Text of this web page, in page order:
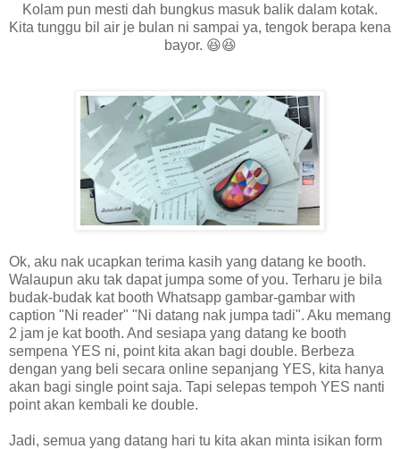
Kolam pun mesti dah bungkus masuk balik dalam kotak.
Kita tunggu bil air je bulan ni sampai ya, tengok berapa kena
bayor. 😆😆
Ok, aku nak ucapkan terima kasih yang datang ke booth.
Walaupun aku tak dapat jumpa some of you. Terharu je bila
budak-budak kat booth Whatsapp gambar-gambar with
caption "Ni reader" "Ni datang nak jumpa tadi". Aku memang
2 jam je kat booth. And sesiapa yang datang ke booth
sempena YES ni, point kita akan bagi double. Berbeza
dengan yang beli secara online sepanjang YES, kita hanya
akan bagi single point saja. Tapi selepas tempoh YES nanti
point akan kembali ke double.
Jadi, semua yang datang hari tu kita akan minta isikan form